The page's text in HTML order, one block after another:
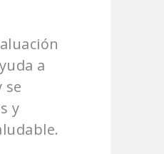
a
se
y